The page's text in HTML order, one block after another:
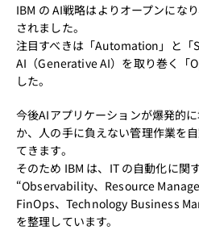
IBM の AI戦略はよりオープンにな
されました。
注目すべきは「Automation」と「
AI（Generative AI）を取り巻く「
した。
今後AIアプリケーションが爆発的
か、人の手に負えない管理作業を
てきます。
そのため IBM は、IT の自動化に関
“Observability、Resource
FinOps、Technology Business
を整理しています。